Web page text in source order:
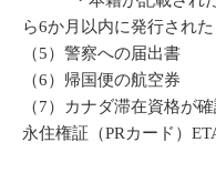
ら6か月以内に発行された
（5）警察への届出書
（6）帰国便の航空券
（7）カナダ滞在資格が
永住権証（PRカード）